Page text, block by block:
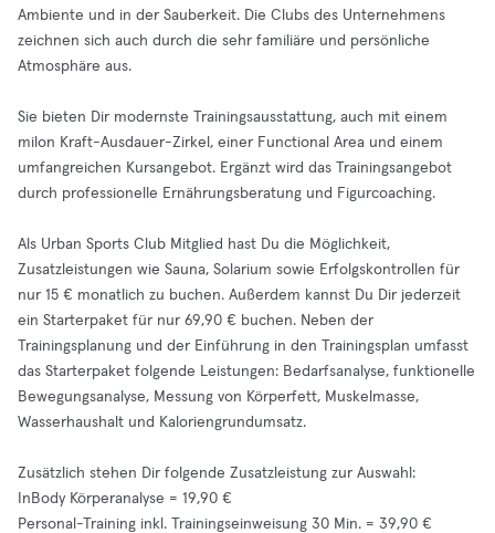
Ambiente und in der Sauberkeit. Die Clubs des Unternehmens
zeichnen sich auch durch die sehr familiäre und persönliche
Atmosphäre aus.
Sie bieten Dir modernste Trainingsausstattung, auch mit einem
milon Kraft-Ausdauer-Zirkel, einer Functional Area und einem
umfangreichen Kursangebot. Ergänzt wird das Trainingsangebot
durch professionelle Ernährungsberatung und Figurcoaching.
Als Urban Sports Club Mitglied hast Du die Möglichkeit,
Zusatzleistungen wie Sauna, Solarium sowie Erfolgskontrollen für
nur 15 € monatlich zu buchen. Außerdem kannst Du Dir jederzeit
ein Starterpaket für nur 69,90 € buchen. Neben der
Trainingsplanung und der Einführung in den Trainingsplan umfasst
das Starterpaket folgende Leistungen: Bedarfsanalyse, funktionelle
Bewegungsanalyse, Messung von Körperfett, Muskelmasse,
Wasserhaushalt und Kaloriengrundumsatz.
Zusätzlich stehen Dir folgende Zusatzleistung zur Auswahl:
InBody Körperanalyse = 19,90 €
Personal-Training inkl. Trainingseinweisung 30 Min. = 39,90 €